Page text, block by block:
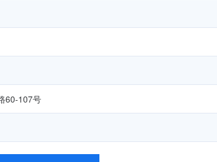
60-107号